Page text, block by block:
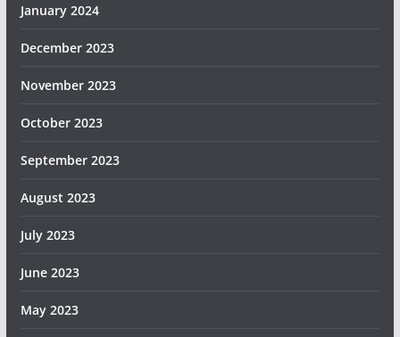
January 2024
December 2023
November 2023
October 2023
September 2023
August 2023
July 2023
June 2023
May 2023